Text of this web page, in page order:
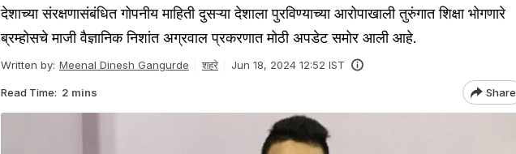
देशाच्या संरक्षणासंबंधित गोपनीय माहिती दुसऱ्या देशाला पुरविण्याच्या आरोपाखाली तुरुंगात शिक्षा भोगणारे
ब्रम्होसचे माजी वैज्ञानिक निशांत अग्रवाल प्रकरणात मोठी अपडेट समोर आली आहे.
Written by: Meenal Dinesh Gangurde शहरे Jun 18, 2024 12:52 IST
Read Time: 2 mins Share